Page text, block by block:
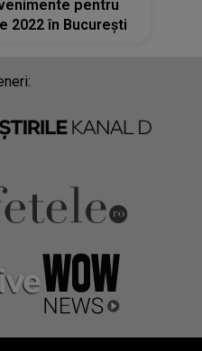
pentru
2022 în București